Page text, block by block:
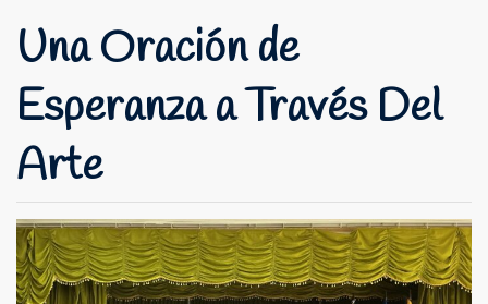
Una Oración de
Esperanza a Través Del
Arte